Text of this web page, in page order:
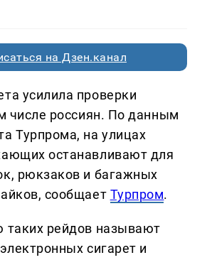
на Дзен.канал
усилила проверки
числе россиян. По данным
Турпрома, на улицах
останавливают для
рюкзаков и багажных
сообщает Турпром.
таких рейдов называют
сигарет и